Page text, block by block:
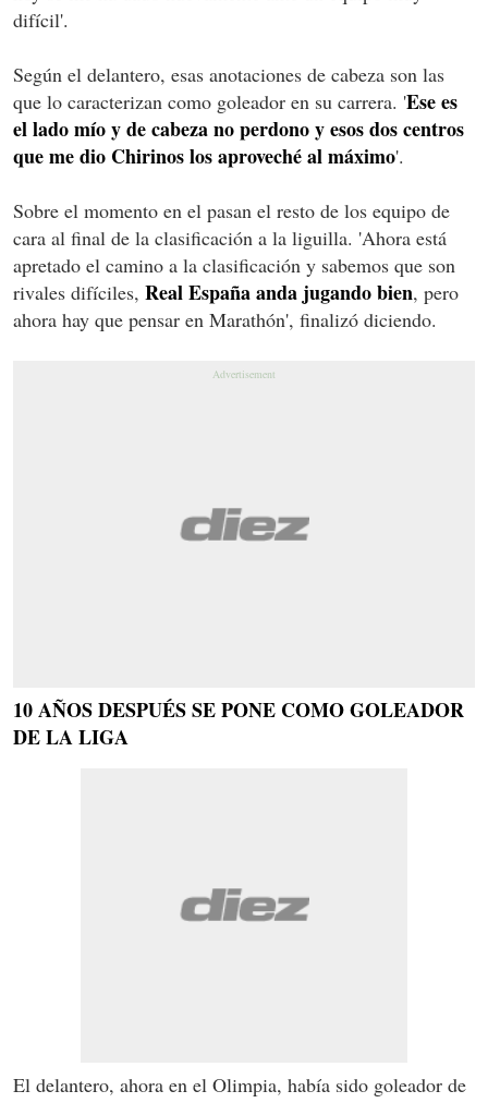
difícil'.
Según el delantero, esas anotaciones de cabeza son las
que lo caracterizan como goleador en su carrera. 'Ese es
el lado mío y de cabeza no perdono y esos dos centros
que me dio Chirinos los aproveché al máximo'.
Sobre el momento en el pasan el resto de los equipo de
cara al final de la clasificación a la liguilla. 'Ahora está
apretado el camino a la clasificación y sabemos que son
rivales difíciles, Real España anda jugando bien, pero
ahora hay que pensar en Marathón', finalizó diciendo.
10 AÑOS DESPUÉS SE PONE COMO GOLEADOR
DE LA LIGA
El delantero, ahora en el Olimpia, había sido goleador de